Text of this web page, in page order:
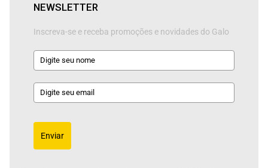
NEWSLETTER
Inscreva-se e receba promoções e novidades do Galo
Enviar